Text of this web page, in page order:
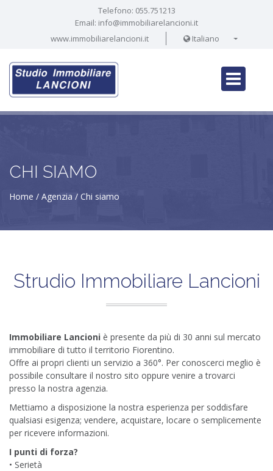
Telefono: 055.751213
Email: info@immobiliarelancioni.it
www.immobiliarelancioni.it
Italiano
CHI SIAMO
Home Agenzia Chi siamo
Strudio Immobiliare Lancioni
Immobiliare Lancioni è presente da più di 30 anni sul mercato
immobiliare di tutto il territorio Fiorentino.
Offre ai propri clienti un servizio a 360°. Per conoscerci meglio è
possibile consultare il nostro sito oppure venire a trovarci
presso la nostra agenzia.
Mettiamo a disposizione la nostra esperienza per soddisfare
qualsiasi esigenza; vendere, acquistare, locare o semplicemente
per ricevere informazioni.
I punti di forza?
• Serietà